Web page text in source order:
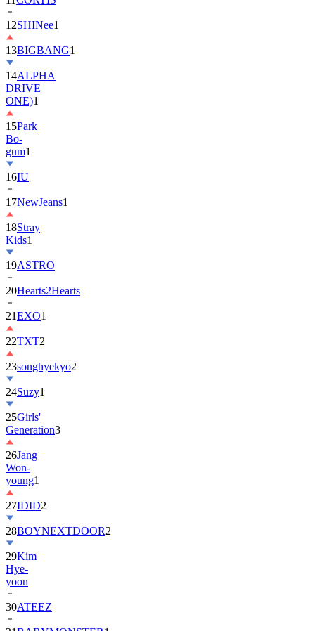
13BIGBANG
14ALPHA
DRIVE
ONE)1
15Park
Bo-
gum1
16IU
17NewJeans
18Stray
Kids
19ASTRO
20Hearts2Hearts
21EXO1
22TXT2
23songhyekyo
24Suzy1
25Girls'
Generation
26Jang
Won-
young1
27IDID
28BOYNEXTDOOR
29Kim
Hye-
yoon
30ATEEZ
31BABYMONSTER